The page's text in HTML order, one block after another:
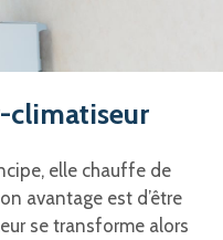
climatiseur
elle chauffe de
avantage est d’être
se transforme alors